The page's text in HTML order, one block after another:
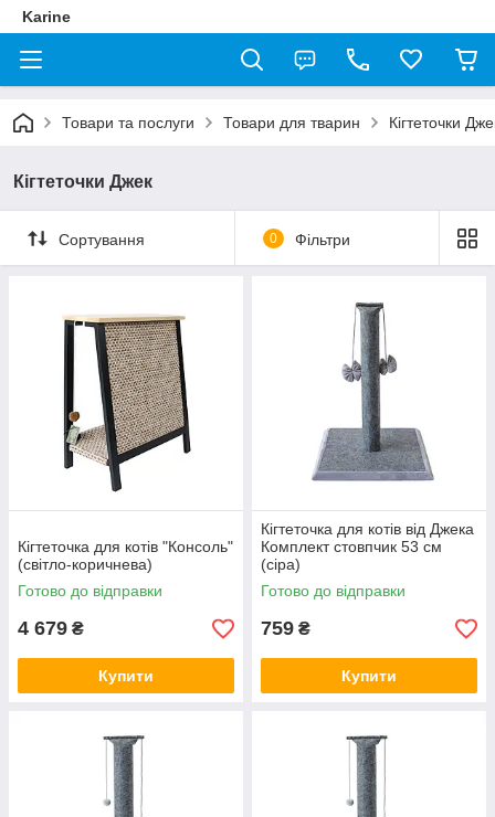
Karine
Товари та послуги Товари для тварин Кігтеточки
Кігтеточки Джек
Сортування 0 Фільтри
Кігтеточка для котів "Консоль"
(світло-коричнева)
Готово до відправки
4 679 ₴
Купити
Кігтеточка для котів вiд Джека
Комплект стовпчик 53 см
(сіра)
Готово до відправки
759 ₴
Купити